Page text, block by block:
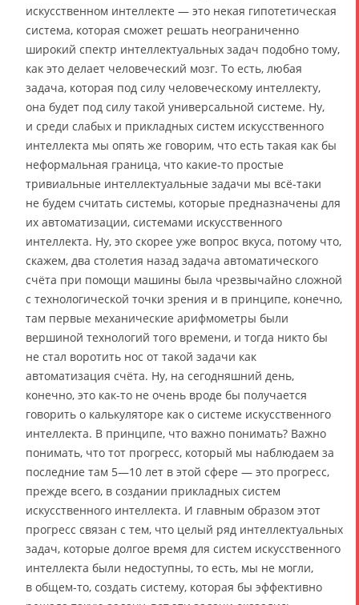
искусственном интеллекте — это некая гипотетическая
система, которая сможет решать неограниченно
широкий спектр интеллектуальных задач подобно тому,
как это делает человеческий мозг. То есть, любая
задача, которая под силу человеческому интеллекту,
она будет под силу такой универсальной системе. Ну,
и среди слабых и прикладных систем искусственного
интеллекта мы опять же говорим, что есть такая как бы
неформальная граница, что какие-то простые
тривиальные интеллектуальные задачи мы всё-таки
не будем считать системы, которые предназначены для
их автоматизации, системами искусственного
интеллекта. Ну, это скорее уже вопрос вкуса, потому что,
скажем, два столетия назад задача автоматического
счёта при помощи машины была чрезвычайно сложной
с технологической точки зрения и в принципе, конечно,
там первые механические арифмометры были
вершиной технологий того времени, и тогда никто бы
не стал воротить нос от такой задачи как
автоматизация счёта. Ну, на сегодняшний день,
конечно, это как-то не очень вроде бы получается
говорить о калькуляторе как о системе искусственного
интеллекта. В принципе, что важно понимать? Важно
понимать, что тот прогресс, который мы наблюдаем за
последние там 5—10 лет в этой сфере — это прогресс,
прежде всего, в создании прикладных систем
искусственного интеллекта. И главным образом этот
прогресс связан с тем, что целый ряд интеллектуальных
задач, которые долгое время для систем искусственного
интеллекта были недоступны, то есть, мы не могли,
в общем-то, создать систему, которая бы эффективно